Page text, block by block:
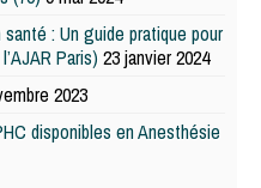
: Un guide pratique pour
Paris) 23 janvier 2024
2023
disponibles en Anesthésie